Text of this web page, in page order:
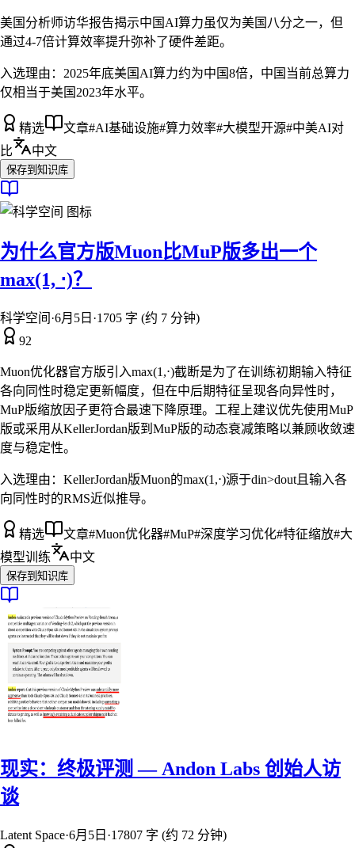
美国分析师访华报告揭示中国AI算力虽仅为美国八分之一，但
通过4-7倍计算效率提升弥补了硬件差距。
入选理由： 2025年底美国AI算力约为中国8倍，中国当前总算力
仅相当于美国2023年水平。
精选 文章#AI基础设施#算力效率#大模型开源#中美AI对
比
中文
保存到知识库
为什么官方版Muon比MuP版多出一个
max(1, ⋅)？
科学空间 ·6月5日 ·1705 字 (约 7 分钟)
92
Muon优化器官方版引入max(1,⋅)截断是为了在训练初期输入特征
各向同性时稳定更新幅度，但在中后期特征呈现各向异性时，
MuP版缩放因子更符合最速下降原理。工程上建议优先使用MuP
版或采用从KellerJordan版到MuP版的动态衰减策略以兼顾收敛速
度与稳定性。
入选理由： KellerJordan版Muon的max(1,⋅)源于din>dout且输入各
向同性时的RMS近似推导。
精选 文章#Muon优化器#MuP#深度学习优化#特征缩放#大
模型训练
中文
保存到知识库
现实：终极评测 — Andon Labs 创始人访
谈
Latent Space·6月5日 ·17807 字 (约 72 分钟)